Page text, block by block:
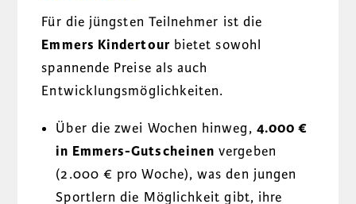
Für die jüngsten Teilnehmer ist die
Emmers Kindertourbietet sowohl
spannende Preise als auch
Entwicklungsmöglichkeiten.
Über die zwei Wochen hinweg, 4.000 €
in Emmers-Gutscheinen vergeben
(2.000 € pro Woche), was den jungen
Sportlern die Möglichkeit gibt, ihre